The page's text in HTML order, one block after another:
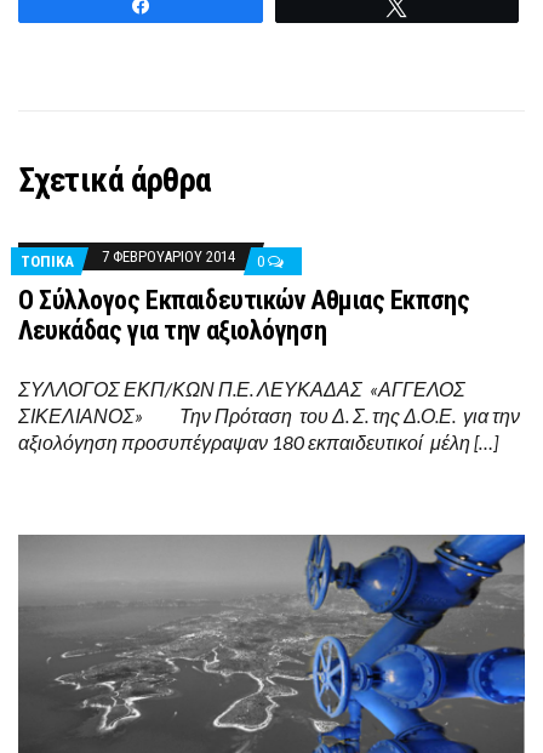
Σχετικά άρθρα
ΤΟΠΙΚΑ 7 ΦΕΒΡΟΥΑΡΊΟΥ 2014 0
Ο Σύλλογος Εκπαιδευτικών Αθμιας Εκπσης
Λευκάδας για την αξιολόγηση
ΣΥΛΛΟΓΟΣ ΕΚΠ/ΚΩΝ Π.Ε. ΛΕΥΚΑΔΑΣ «ΑΓΓΕΛΟΣ
ΣΙΚΕΛΙΑΝΟΣ» Την Πρόταση του Δ. Σ. της Δ.Ο.Ε. για την
αξιολόγηση προσυπέγραψαν 180 εκπαιδευτικοί μέλη […]